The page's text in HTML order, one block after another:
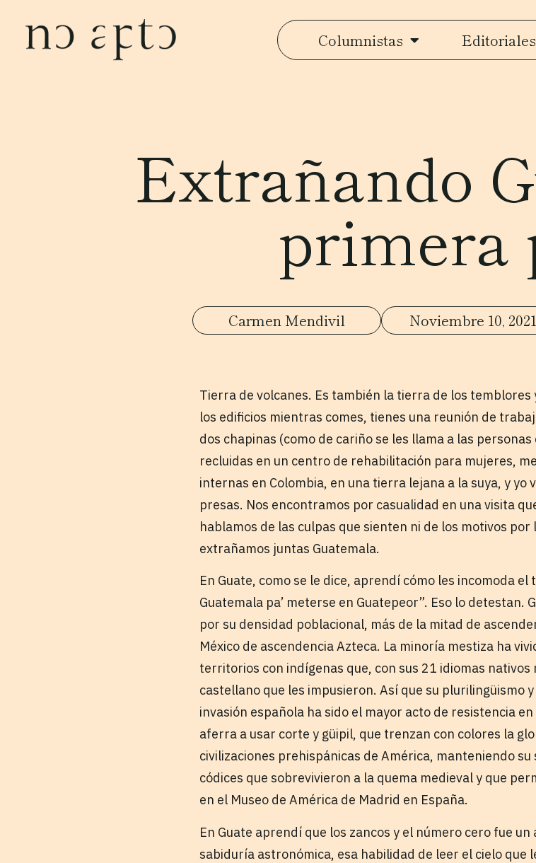
Columnistas Editoriales
Extrañando
primera
Carmen Mendivil Noviembre 10, 2021
Tierra de volcanes. Es también la tierra de los temblores
los edificios mientras comes, tienes una reunión de
dos chapinas (como de cariño se les llama a las
recluidas en un centro de rehabilitación para mujeres,
internas en Colombia, en una tierra lejana a la suya, y yo
presas. Nos encontramos por casualidad en una visita
hablamos de las culpas que sienten ni de los motivos
extrañamos juntas Guatemala.
En Guate, como se le dice, aprendí cómo les incomoda el
Guatemala pa’ meterse en Guatepeor”. Eso lo detestan.
por su densidad poblacional, más de la mitad de
México de ascendencia Azteca. La minoría mestiza ha
territorios con indígenas que, con sus 21 idiomas
castellano que les impusieron. Así que su plurilingüismo
invasión española ha sido el mayor acto de resistencia
aferra a usar corte y güipil, que trenzan con colores la
civilizaciones prehispánicas de América, manteniendo
códices que sobrevivieron a la quema medieval y que
en el Museo de América de Madrid en España.
En Guate aprendí que los zancos y el número cero fue
sabiduría astronómica, esa habilidad de leer el cielo que